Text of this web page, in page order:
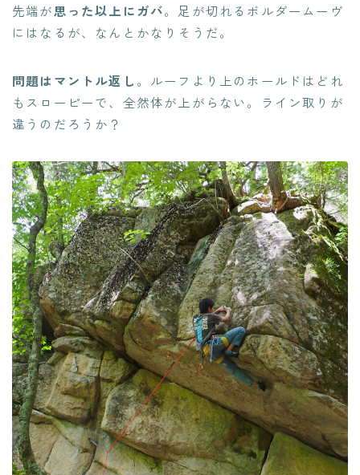
先端が思った以上にガバ。足が切れるボルダームーヴ
にはなるが、なんとかなりそうだ。
問題はマントル返し 。ルーフより上のホールドはどれ
もスローピーで、全然体が上がらない。ライン取りが
違うのだろうか？